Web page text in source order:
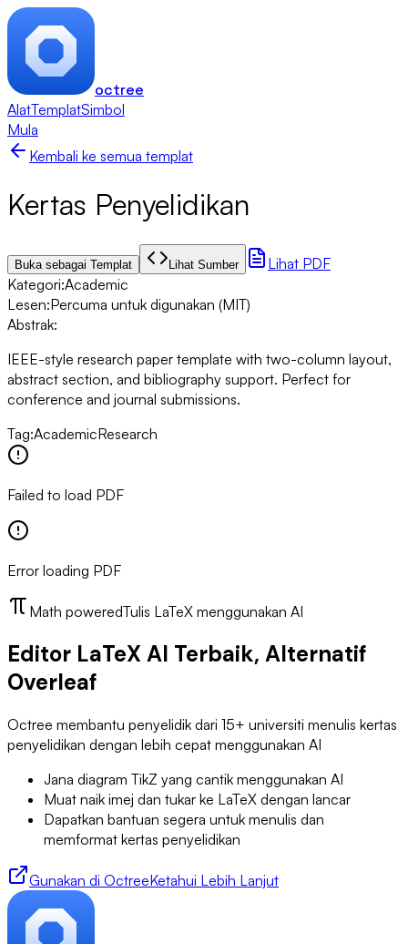
octree
AlatTemplatSimbol
Mula
Kembali ke semua templat
Kertas Penyelidikan
Buka sebagai Templat Lihat Sumber
Lihat PDF
Kategori:Academic
Lesen:Percuma untuk digunakan (MIT)
Abstrak:
IEEE-style research paper template with two-column layout,
abstract section, and bibliography support. Perfect for
conference and journal submissions.
Tag:AcademicResearch
Failed to load PDF
Error loading PDF
Math poweredTulis LaTeX menggunakan AI
Editor LaTeX AI Terbaik, Alternatif
Overleaf
Octree membantu penyelidik dari 15+ universiti menulis kertas
penyelidikan dengan lebih cepat menggunakan AI
Jana diagram TikZ yang cantik menggunakan AI
Muat naik imej dan tukar ke LaTeX dengan lancar
Dapatkan bantuan segera untuk menulis dan
memformat kertas penyelidikan
Gunakan di OctreeKetahui Lebih Lanjut